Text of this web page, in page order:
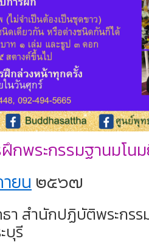
กพระกรรมฐานมโน
ยน ๒๕๖๗
สำนักปฏิบัติพระกรร
บุรี